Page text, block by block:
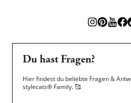
Du hast Fragen?
Hier findest du beliebte Fragen &
stylecats® Family.🥰